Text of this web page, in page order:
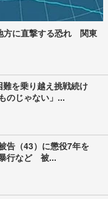
方に直撃する恐れ 関東
を乗り越え挑戦続け
のじゃない」...
告（43）に懲役7年を
行など 被...